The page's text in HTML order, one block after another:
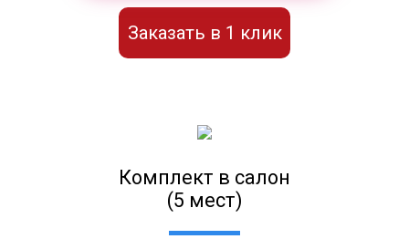
Заказать в 1 клик
Комплект в салон
(5 мест)